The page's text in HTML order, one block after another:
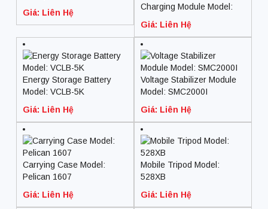
Giá: Liên Hệ
Charging Module Model:
Giá: Liên Hệ
Energy Storage Battery
Model: VCLB-5K
Giá: Liên Hệ
Voltage Stabilizer Module
Model: SMC2000I
Giá: Liên Hệ
Carrying Case Model:
Pelican 1607
Giá: Liên Hệ
Mobile Tripod Model:
528XB
Giá: Liên Hệ